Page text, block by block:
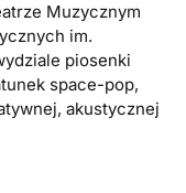
Muzycznym
im.
piosenki
space-pop,
akustycznej